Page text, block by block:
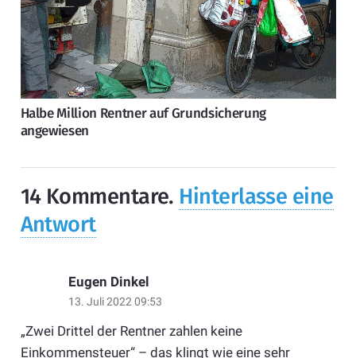
Halbe Million Rentner auf Grundsicherung
angewiesen
14 Kommentare. Hinterlasse eine
Antwort
Eugen Dinkel
13. Juli 2022 09:53
„Zwei Drittel der Rentner zahlen keine
Einkommensteuer“ – das klingt wie eine sehr